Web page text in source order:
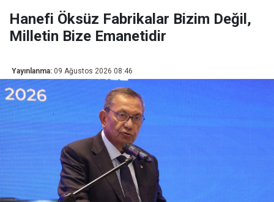
Hanefi Öksüz Fabrikalar Bizim Değil,
Milletin Bize Emanetidir
Yayınlanma: 09 Ağustos 2026 08:46